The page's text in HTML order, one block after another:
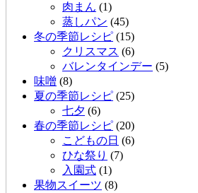
肉まん (1)
蒸しパン (45)
冬の季節レシピ (15)
クリスマス (6)
バレンタインデー (5)
味噌 (8)
夏の季節レシピ (25)
七夕 (6)
春の季節レシピ (20)
こどもの日 (6)
ひな祭り (7)
入園式 (1)
果物スイーツ (8)